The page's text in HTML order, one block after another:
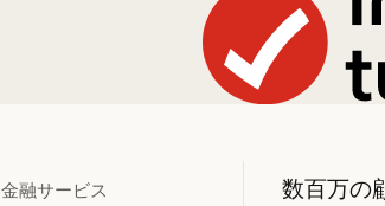
金融サービス 数百万の